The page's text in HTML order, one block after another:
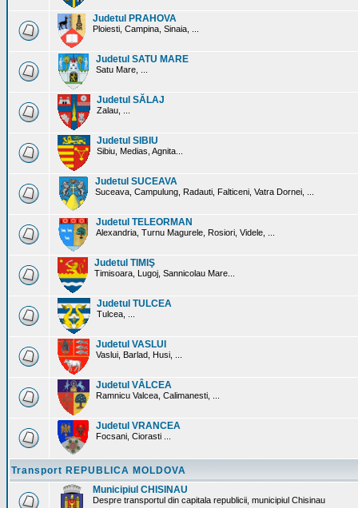
Judetul PRAHOVA
Ploiesti, Campina, Sinaia, ...
Judetul SATU MARE
Satu Mare, ...
Judetul SĂLAJ
Zalau, ...
Judetul SIBIU
Sibiu, Medias, Agnita...
Judetul SUCEAVA
Suceava, Campulung, Radauti, Falticeni, Vatra Dornei, ...
Judetul TELEORMAN
Alexandria, Turnu Magurele, Rosiori, Videle, ...
Judetul TIMIŞ
Timisoara, Lugoj, Sannicolau Mare...
Judetul TULCEA
Tulcea, ...
Judetul VASLUI
Vaslui, Barlad, Husi, ...
Judetul VÂLCEA
Ramnicu Valcea, Calimanesti, ...
Judetul VRANCEA
Focsani, Ciorasti ...
Transport REPUBLICA MOLDOVA
Municipiul CHISINAU
Despre transportul din capitala republicii, municipiul Chisinau